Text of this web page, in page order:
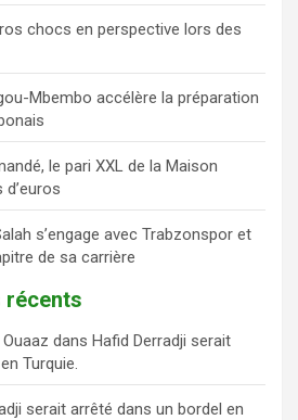
chocs en perspective lors des
Mbembo accélère la préparation
le pari XXL de la Maison
s’engage avec Trabzonspor et
de sa carrière
récents
dans Hafid Derradji serait
Turquie.
serait arrêté dans un bordel en